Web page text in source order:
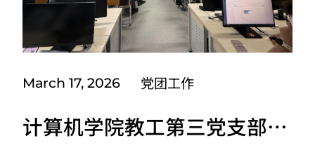
March 17, 2026 党团工作
计算机学院教工第三党支部召